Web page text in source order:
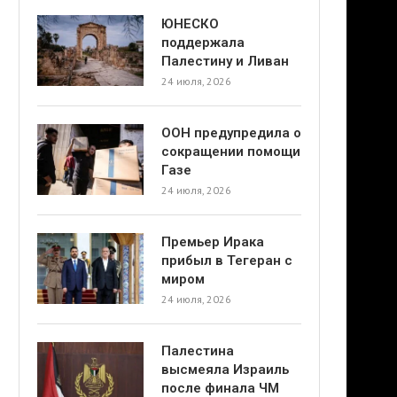
ЮНЕСКО
поддержала
Палестину и Ливан
24 июля, 2026
ООН предупредила о
сокращении помощи
Газе
24 июля, 2026
Премьер Ирака
прибыл в Тегеран с
миром
24 июля, 2026
Палестина
высмеяла Израиль
после финала ЧМ